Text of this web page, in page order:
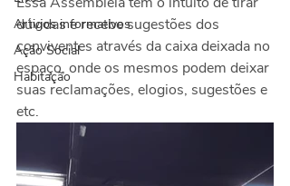
Artigos informativos
Ação Social
Habitação
dúvidas e recebe sugestões dos
conviventes através da caixa deixada no
espaço, onde os mesmos podem deixar
suas reclamações, elogios, sugestões e
etc.